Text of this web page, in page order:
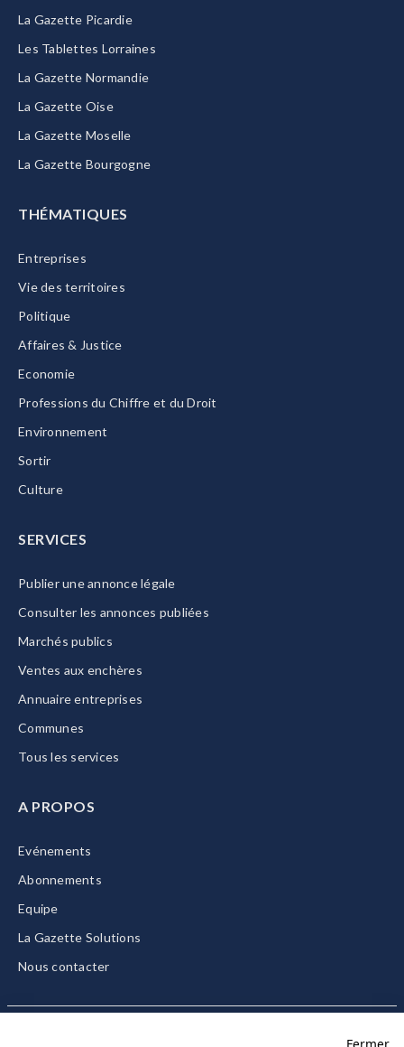
La Gazette Picardie
Les Tablettes Lorraines
La Gazette Normandie
La Gazette Oise
La Gazette Moselle
La Gazette Bourgogne
THÉMATIQUES
Entreprises
Vie des territoires
Politique
Affaires & Justice
Economie
Professions du Chiffre et du Droit
Environnement
Sortir
Culture
SERVICES
Publier une annonce légale
Consulter les annonces publiées
Marchés publics
Ventes aux enchères
Annuaire entreprises
Communes
Tous les services
A PROPOS
Evénements
Abonnements
Equipe
La Gazette Solutions
Nous contacter